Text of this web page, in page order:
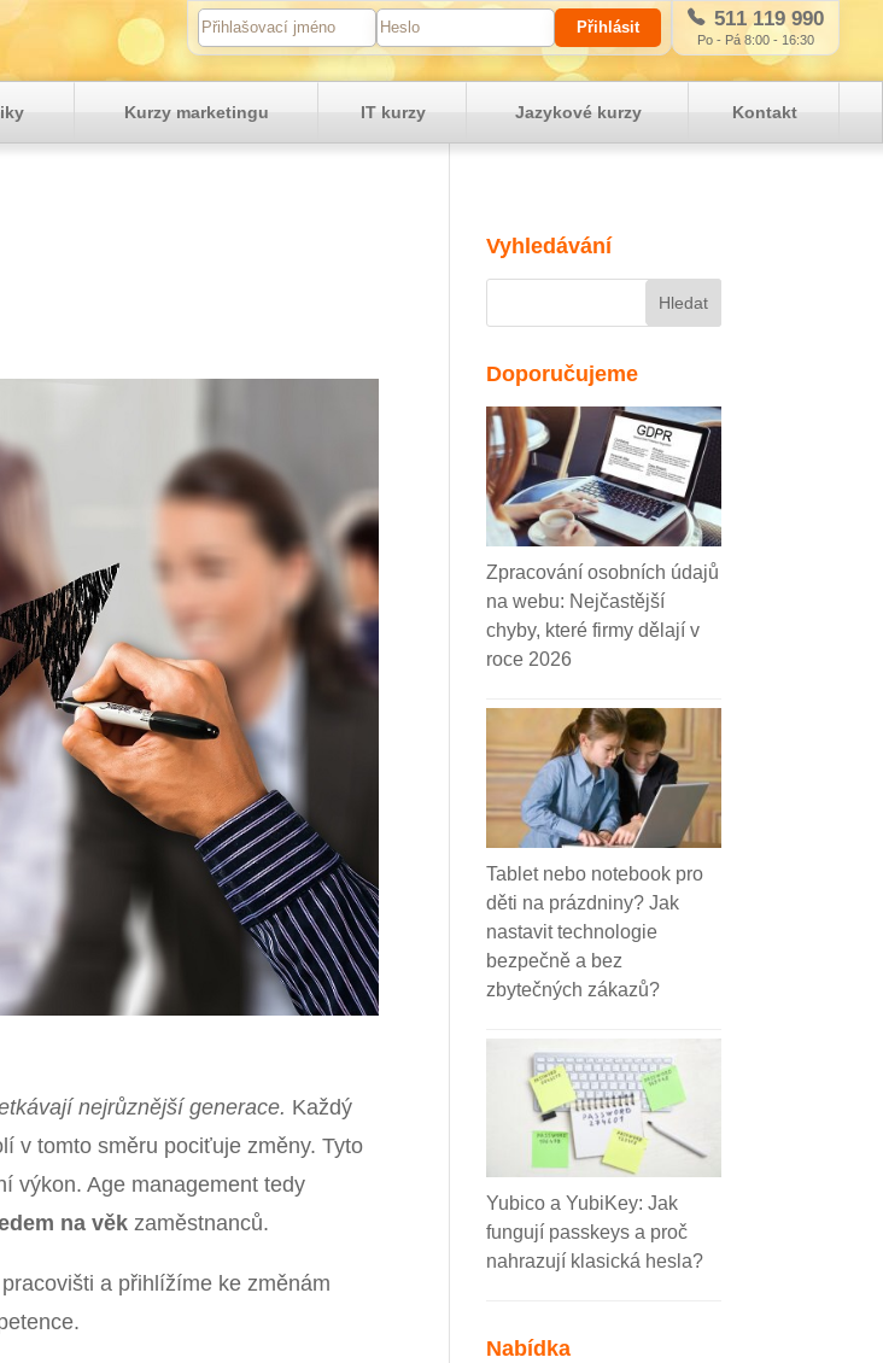
511 119 990
Po - Pá 8:00 - 16:30
Kurzy marketingu IT kurzy Jazykové kurzy Kontakt
nejrůznější generace. Každý
v tomto směru pociťuje změny. Tyto
výkon. Age management tedy
na věk zaměstnanců.
a přihlížíme ke změnám
Vyhledávání
Doporučujeme
Zpracování osobních údajů
na webu: Nejčastější
chyby, které firmy dělají v
roce 2026
Tablet nebo notebook pro
děti na prázdniny? Jak
nastavit technologie
bezpečně a bez
zbytečných zákazů?
Yubico a YubiKey: Jak
fungují passkeys a proč
nahrazují klasická hesla?
Nabídka